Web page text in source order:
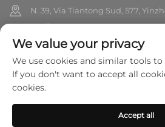
N. 39, Via Tiantong Sud, 577,
Zhejiang
+86-18989326021
[email protected]
Copyright © 2025 Ningbo Folarsi E-
We value your privacy
We use cookies and similar tools
If you don't want to accept all
cookies.
Accept all